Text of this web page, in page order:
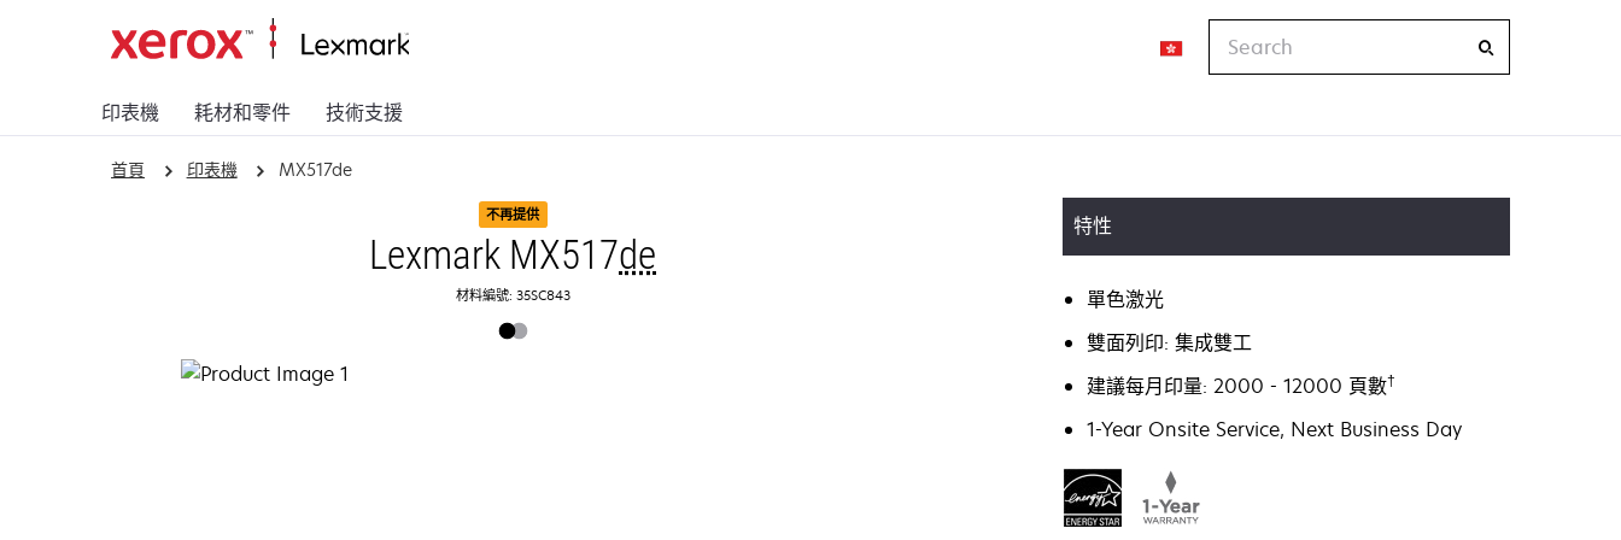
印表機 耗材和零件 技術支援
首頁 印表機 MX517de
不再提供
Lexmark MX517de
材料編號: 35SC843
特性
單色激光
雙面列印: 集成雙工
建議每月印量: 2000 - 12000 頁數†
1-Year Onsite Service, Next Business Day